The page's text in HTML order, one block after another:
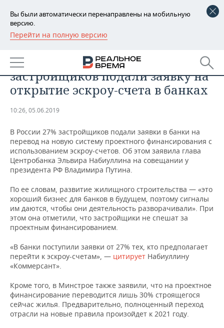
Вы были автоматически перенаправлены на мобильную
версию.
Перейти на полную версию
РЕГИОНЫ
БАШКОРТОСТАН
ТАТАРСТАН
НОВОСТИ
АНАЛИТИКА
ДЕКЛАРАЦИИ О ДОХОДАХ
КОРОЛИ ГОСЗАКАЗА ПФО
ВУЗЫ ТАТАРСТАНА
КОМУ ПРИНАДЛЕЖАТ
ТОРГОВЫЕ ЦЕНТРЫ
ТАТАРСТАНА
НОВОСТИ ЭКОНОМИКИ
ФИНАНСЫ
БАНКИ
БЮДЖЕТ
ИНВЕСТИЦИИ
ПРОМЫШЛЕННОСТЬ
НОВОСТИ
ПРОМЫШЛЕННОСТИ
МАШИНОСТРОЕНИЕ
НЕФТЕХИМИЯ
НЕФТЬ
ЭНЕРГЕТИКА
НЕДВИЖИМОСТЬ
НОВОСТИ НЕДВИЖИМОСТИ
АВТО
НОВОСТИ АВТО
БИЗНЕС
НОВОСТИ БИЗНЕСА
РОЗНИЧНАЯ ТОРГОВЛЯ
ТРАНСПОРТ
УСЛУГИ
ТЕХНОЛОГИИ
НОВОСТИ ТЕХНОЛОГИЙ
IT
МЕДИА
ТЕЛЕКОММУНИКАЦИИ
МЕРОПРИЯТИЯ
НОВОСТИ МЕРОПРИЯТИЙ
ВЫЕЗДНАЯ РЕДАКЦИЯ
БИЗНЕС-БРАНЧИ
СПОРТ
НОВОСТИ СПОРТА
ФУТБОЛ
ОБЩЕСТВО
НОВОСТИ ОБЩЕСТВА
ФОТОГАЛЕРЕЯ
Набиуллина: треть российских
застройщиков подали заявку на
открытие эскроу-счета в банках
10:26, 05.06.2019
В России 27% застройщиков подали заявки в банки на
перевод на новую систему проектного финансирования с
использованием эскроу-счетов. Об этом заявила глава
Центробанка Эльвира Набиуллина на совещании у
президента РФ Владимира Путина.
По ее словам, развитие жилищного строительства — «это
хороший бизнес для банков в будущем, поэтому сигналы
им даются, чтобы они деятельность разворачивали». При
этом она отметили, что застройщики не спешат за
проектным финансированием.
«В банки поступили заявки от 27% тех, кто предполагает
перейти к эскроу-счетам», — цитирует Набиуллину
«Коммерсант».
Кроме того, в Минстрое также заявили, что на проектное
финансирование переводится лишь 30% строящегося
сейчас жилья. Предварительно, полноценный переход
отрасли на новые правила произойдет к 2021 году.